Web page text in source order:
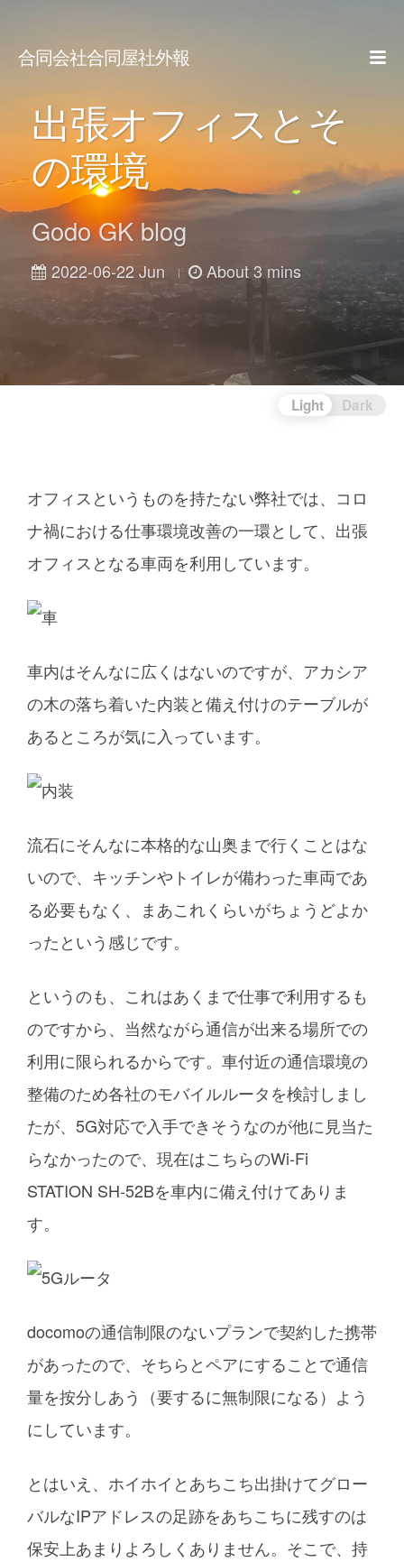
合同会社合同屋社外報
出張オフィスとそ
の環境
Godo GK blog
2022-06-22 Jun About 3 mins
Light Dark
オフィスというものを持たない弊社では、コロ
ナ禍における仕事環境改善の一環として、出張
オフィスとなる車両を利用しています。
車内はそんなに広くはないのですが、アカシア
の木の落ち着いた内装と備え付けのテーブルが
あるところが気に入っています。
流石にそんなに本格的な山奥まで行くことはな
いので、キッチンやトイレが備わった車両であ
る必要もなく、まあこれくらいがちょうどよか
ったという感じです。
というのも、これはあくまで仕事で利用するも
のですから、当然ながら通信が出来る場所での
利用に限られるからです。車付近の通信環境の
整備のため各社のモバイルルータを検討しまし
たが、5G対応で入手できそうなのが他に見当た
らなかったので、現在はこちらのWi-Fi
STATION SH-52Bを車内に備え付けてありま
す。
docomoの通信制限のないプランで契約した携帯
があったので、そちらとペアにすることで通信
量を按分しあう（要するに無制限になる）よう
にしています。
とはいえ、ホイホイとあちこち出掛けてグロー
バルなIPアドレスの足跡をあちこちに残すのは
保安上あまりよろしくありません。そこで、持